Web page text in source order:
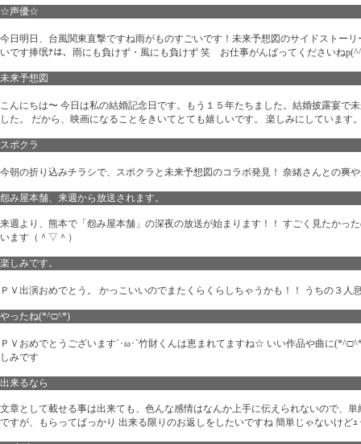
☆声優☆
今日明日、台風関東直撃ですね雨がものすごいです！未来予想図のサイドストー
いです捧氓ﾅは、雨にも負けず・風にも負けず 笑 お仕事がんばってくださいね
未来予想図
こんにちは〜 今日は私の結婚記念日です。もう１５年たちました。結婚披露宴
した。 だから、映画になることをきいてとても嬉しいです。 楽しみにしていま
スポクラ
今朝の折り込みチラシで、スポクラと未来予想図のコラボ発見！ 奈緒さんとの爽
怨み屋本舗、来週から放送されます。
来週より、熊本で「怨み屋本舗」の深夜の放送が始まります！！ すごく見たかっ
います（＾▽＾）
楽しみです。
ＰＶ出演おめでとう。 かっこいいのでまたくらくらしちゃうかも！！ うちの３
やったね(*^□^*)
ＰＶおめでとうございます´･ω･`竹財くんは恵まれてますね☆ いい作品や曲に
しみです
出来るなら
文章として載せる事は出来ても、色んな感情はなんか上手に伝えられないので、
ですが、もらってばっかり 出来る限りのお返しをしたいですね 簡単じゃないけど